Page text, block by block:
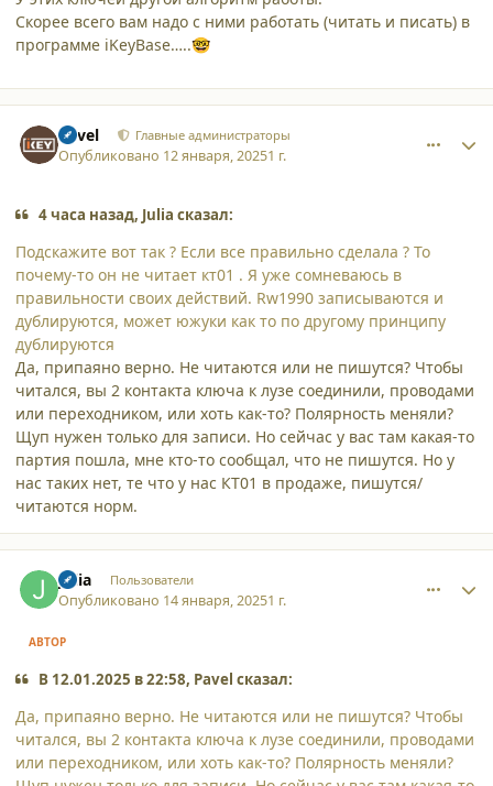
Скорее всего вам надо с ними работать (читать и писать) в
программе iKeyBase…..🤓
Pavel Главные администраторы
Опубликовано 12 января, 20251 г.
4 часа назад, Julia сказал:
Подскажите вот так ? Если все правильно сделала ? То
почему-то он не читает кт01 . Я уже сомневаюсь в
правильности своих действий. Rw1990 записываются и
дублируются, может южуки как то по другому принципу
дублируются
Да, припаяно верно. Не читаются или не пишутся? Чтобы
читался, вы 2 контакта ключа к лузе соединили, проводами
или переходником, или хоть как-то? Полярность меняли?
Щуп нужен только для записи. Но сейчас у вас там какая-то
партия пошла, мне кто-то сообщал, что не пишутся. Но у
нас таких нет, те что у нас КТ01 в продаже, пишутся/
читаются норм.
Julia Пользователи
Опубликовано 14 января, 20251 г.
АВТОР
В 12.01.2025 в 22:58, Pavel сказал:
Да, припаяно верно. Не читаются или не пишутся? Чтобы
читался, вы 2 контакта ключа к лузе соединили, проводами
или переходником, или хоть как-то? Полярность меняли?